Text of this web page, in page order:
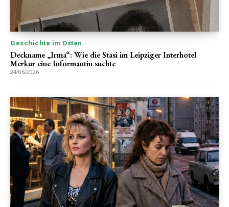
Geschichte im Osten
Deckname „Irma“: Wie die Stasi im Leipziger Interhotel
Merkur eine Informantin suchte
24/06/2026